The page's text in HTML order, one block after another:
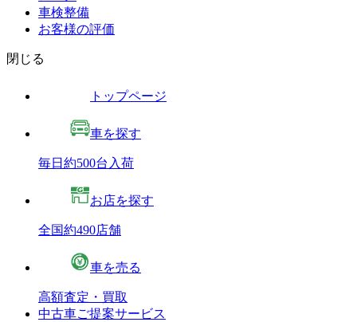
車検整備
お客様の評価
閉じる
トップページ
車を探す
毎日約500台入荷
お店を探す
全国約490店舗
車を売る
高額査定・買取
中古車ご提案サービス